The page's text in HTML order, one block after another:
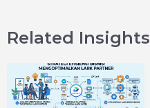
Related Insights